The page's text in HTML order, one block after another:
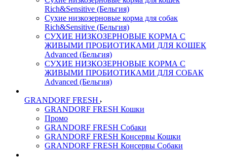
Rich&Sensitive (Бельгия)
Сухие низкозерновые корма для собак
Rich&Sensitive (Бельгия)
СУХИЕ НИЗКОЗЕРНОВЫЕ КОРМА С
ЖИВЫМИ ПРОБИОТИКАМИ ДЛЯ КОШЕК
Advanced (Бельгия)
СУХИЕ НИЗКОЗЕРНОВЫЕ КОРМА С
ЖИВЫМИ ПРОБИОТИКАМИ ДЛЯ СОБАК
Advanced (Бельгия)
GRANDORF FRESH
GRANDORF FRESH Кошки
Промо
GRANDORF FRESH Собаки
GRANDORF FRESH Консервы Кошки
GRANDORF FRESH Консервы Собаки